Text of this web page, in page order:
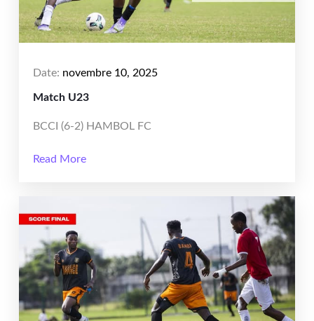
Date: novembre 10, 2025
Match U23
BCCI (6-2) HAMBOL FC
Read More